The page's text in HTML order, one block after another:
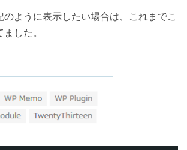
のように表示したい場合は、これまでこ
した。